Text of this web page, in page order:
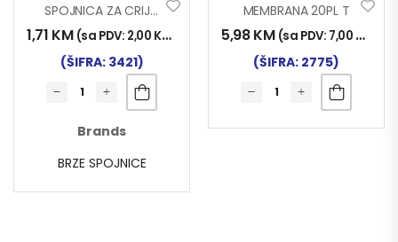
SPOJNICA ZA CRIJEVO T8mm
1,71 KM (sa PDV: 2,00 KM
(ŠIFRA: 3421)
Brands
BRZE SPOJNICE
MEMBRANA 20PL T
5,98KM (sa PDV: 7,00 KM
(ŠIFRA: 2775)